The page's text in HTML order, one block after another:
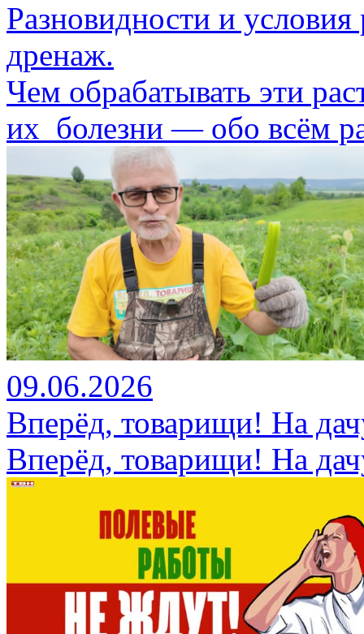
Разновидности и
дренаж.
Чем обрабатывать эти
их болезни — обо всём
09.06.2026
Вперёд, товарищи! На
Вперёд, товарищи! На